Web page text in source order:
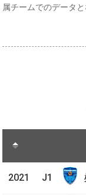
属チームでのデータと
2021 J1
2021 J1